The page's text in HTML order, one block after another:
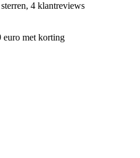
4 klantreviews
euro met korting